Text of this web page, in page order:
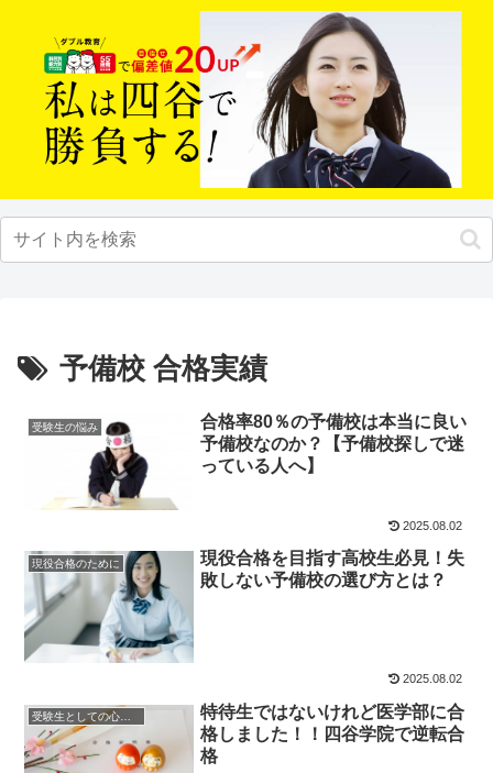
予備校 合格実績
受験生の悩み
合格率80％の予備校は本当に良い
予備校なのか？【予備校探しで迷
っている人へ】
2025.08.02
現役合格のために
現役合格を目指す高校生必見！失
敗しない予備校の選び方とは？
2025.08.02
受験生としての心構え
特待生ではないけれど医学部に合
格しました！！四谷学院で逆転合
格